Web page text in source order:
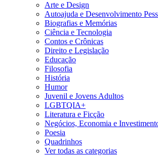
Arte e Design
Autoajuda e Desenvolvimento
Biografias e Memórias
Ciência e Tecnologia
Contos e Crônicas
Direito e Legislação
Educação
Filosofia
História
Humor
Juvenil e Jovens Adultos
LGBTQIA+
Literatura e Ficção
Negócios, Economia e
Poesia
Quadrinhos
Ver todas as categorias